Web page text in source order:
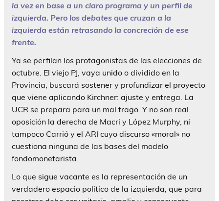
la vez en base a un claro programa y un perfil de
izquierda. Pero los debates que cruzan a la
izquierda están retrasando la concreción de ese
frente.
Ya se perfilan los protagonistas de las elecciones de
octubre. El viejo PJ, vaya unido o dividido en la
Provincia, buscará sostener y profundizar el proyecto
que viene aplicando Kirchner: ajuste y entrega. La
UCR se prepara para un mal trago. Y no son real
oposición la derecha de Macri y López Murphy, ni
tampoco Carrió y el ARI cuyo discurso «moral» no
cuestiona ninguna de las bases del modelo
fondomonetarista.
Lo que sigue vacante es la representación de un
verdadero espacio político de la izquierda, que para